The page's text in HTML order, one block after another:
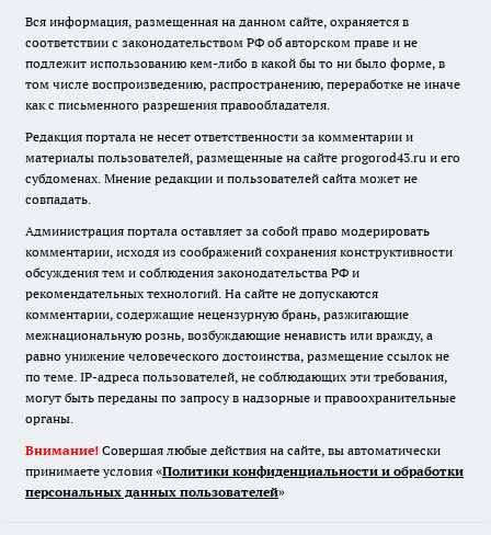
Вся информация, размещенная на данном сайте, охраняется в
соответствии с законодательством РФ об авторском праве и не
подлежит использованию кем-либо в какой бы то ни было форме, в
том числе воспроизведению, распространению, переработке не иначе
как с письменного разрешения правообладателя.
Редакция портала не несет ответственности за комментарии и
материалы пользователей, размещенные на сайте progorod43.ru и его
субдоменах. Мнение редакции и пользователей сайта может не
совпадать.
Администрация портала оставляет за собой право модерировать
комментарии, исходя из соображений сохранения конструктивности
обсуждения тем и соблюдения законодательства РФ и
рекомендательных технологий. На сайте не допускаются
комментарии, содержащие нецензурную брань, разжигающие
межнациональную рознь, возбуждающие ненависть или вражду, а
равно унижение человеческого достоинства, размещение ссылок не
по теме. IP-адреса пользователей, не соблюдающих эти требования,
могут быть переданы по запросу в надзорные и правоохранительные
органы.
Внимание! Совершая любые действия на сайте, вы автоматически
принимаете условия «Политики конфиденциальности и обработки
персональных данных пользователей»